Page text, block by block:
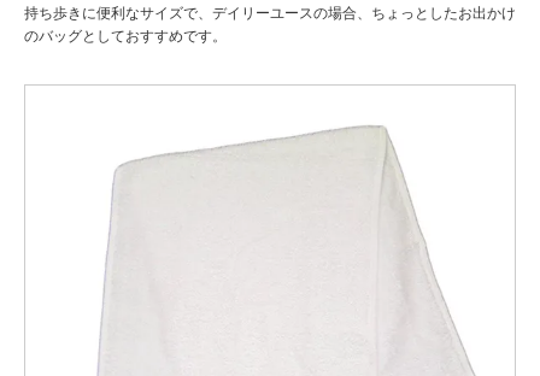
持ち歩きに便利なサイズで、デイリーユースの場合、ちょっとしたお出かけ
のバッグとしておすすめです。